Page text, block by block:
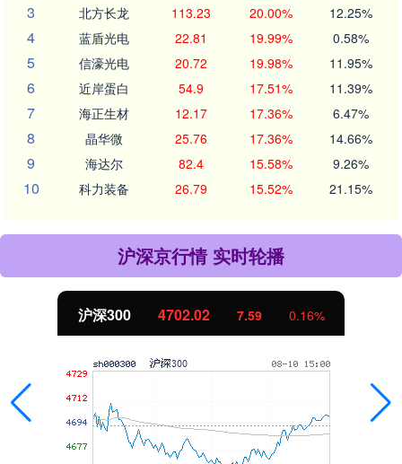
3 北方长龙 113.23 20.00% 12.25%
4 蓝盾光电 22.81 19.99% 0.58%
5 信濠光电 20.72 19.98% 11.95%
6 近岸蛋白 54.9 17.51% 11.39%
7 海正生材 12.17 17.36% 6.47%
8 晶华微 25.76 17.36% 14.66%
9 海达尔 82.4 15.58% 9.26%
10 科力装备 26.79 15.52% 21.15%
沪深京行情 实时轮播
沪深300 4702.02 7.59 0.16%